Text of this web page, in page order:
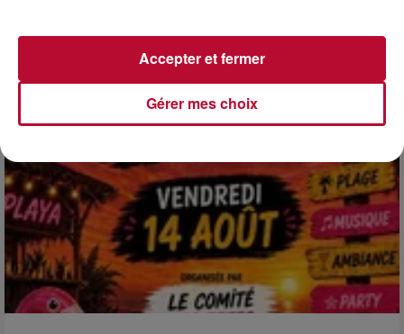
complexes pour observer la vie sous-marine. Cet été, un
masque, un tuba et une paire de palmes...
Gérer mes choix
Accepter et fermer